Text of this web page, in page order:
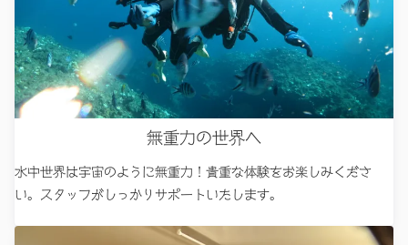
無重力の世界へ
水中世界は宇宙のように無重力！貴重な体験をお楽しみくださ
い。スタッフがしっかりサポートいたします。